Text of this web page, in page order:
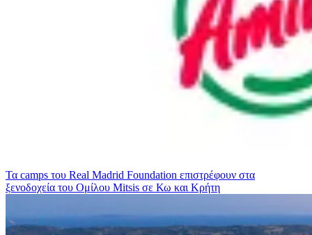
Τα camps του Real Madrid Foundation επιστρέφουν στα
ξενοδοχεία του Ομίλου Mitsis σε Κω και Κρήτη